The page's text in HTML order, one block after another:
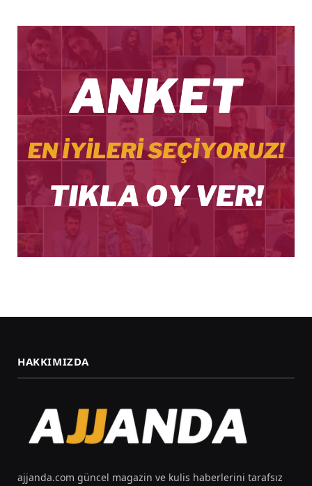
HAKKIMIZDA
ajjanda.com güncel magazin ve kulis haberlerini tarafsız